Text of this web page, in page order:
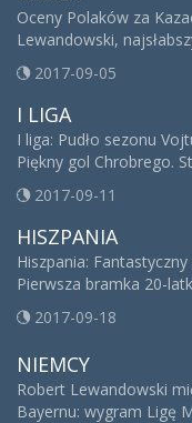
Oceny Polaków za
Lewandowski,
2017-09-05
I LIGA
I liga: Pudło sezonu
Piękny gol Chrobrego.
2017-09-11
HISZPANIA
Hiszpania:
Pierwsza bramka 20-
2017-09-18
NIEMCY
Robert Lewandowski
Bayernu: wygram Ligę